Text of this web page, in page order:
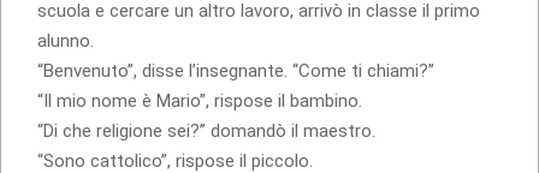
scuola e cercare un altro lavoro, arrivò in classe il primo
alunno.
“Benvenuto”, disse l’insegnante. “Come ti chiami?”
“Il mio nome è Mario”, rispose il bambino.
“Di che religione sei?” domandò il maestro.
“Sono cattolico”, rispose il piccolo.